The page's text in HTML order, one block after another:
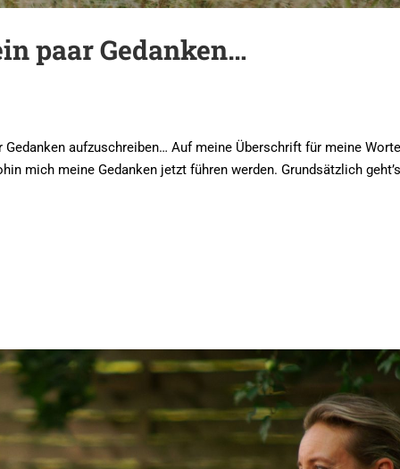
paar Gedanken…
aufzuschreiben… Auf meine Überschrift für meine
mich meine Gedanken jetzt führen werden. Grundsätzlich